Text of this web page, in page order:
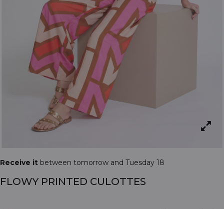
Receive it between tomorrow and Tuesday 18
FLOWY PRINTED CULOTTES